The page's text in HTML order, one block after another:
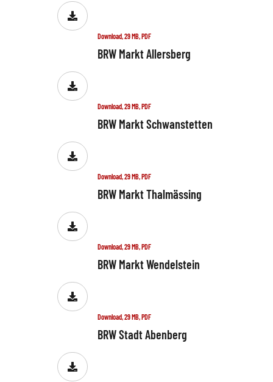
Download, 29 MB, PDF
BRW Markt Allersberg
Download, 29 MB, PDF
BRW Markt Schwanstetten
Download, 29 MB, PDF
BRW Markt Thalmässing
Download, 29 MB, PDF
BRW Markt Wendelstein
Download, 29 MB, PDF
BRW Stadt Abenberg